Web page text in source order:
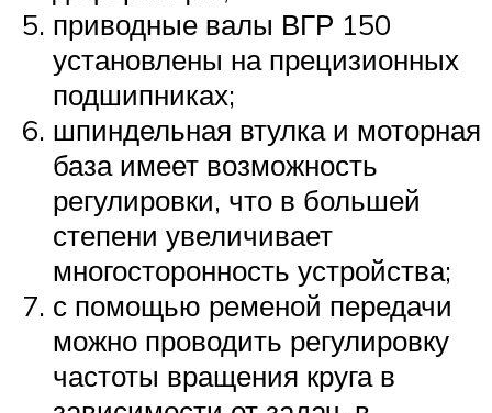
приводные валы ВГР 150
установлены на прецизионных
подшипниках;
шпиндельная втулка и моторная
база имеет возможность
регулировки, что в большей
степени увеличивает
многосторонность устройства;
с помощью ременой передачи
можно проводить регулировку
частоты вращения круга в